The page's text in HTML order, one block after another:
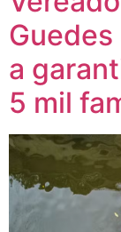
Guedes
a
5 mil